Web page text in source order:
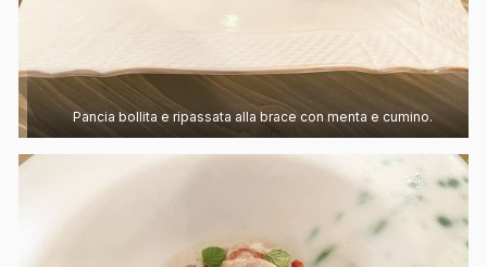
Pancia bollita e ripassata alla brace con menta e cumino.